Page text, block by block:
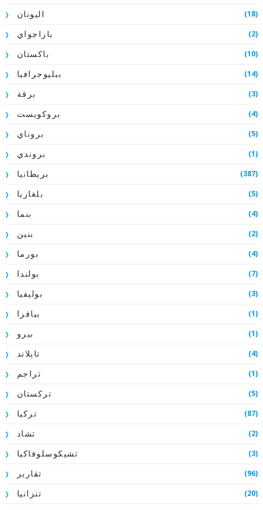
اليونان (18)
باراجواي (2)
باكستان (10)
ببليوجرافيا (14)
برقة (3)
بروكويست (4)
بروناي (5)
بروندي (1)
بريطانيا (387)
بلغاريا (5)
بنما (4)
بنين (2)
بورما (4)
بولندا (7)
بوليفيا (3)
بيافرا (1)
بيرو (1)
تايلاند (4)
تراجم (1)
تركستان (5)
تركيا (87)
تشاد (2)
تشيكوسلوفاكيا (3)
تقارير (96)
تنزانيا (20)